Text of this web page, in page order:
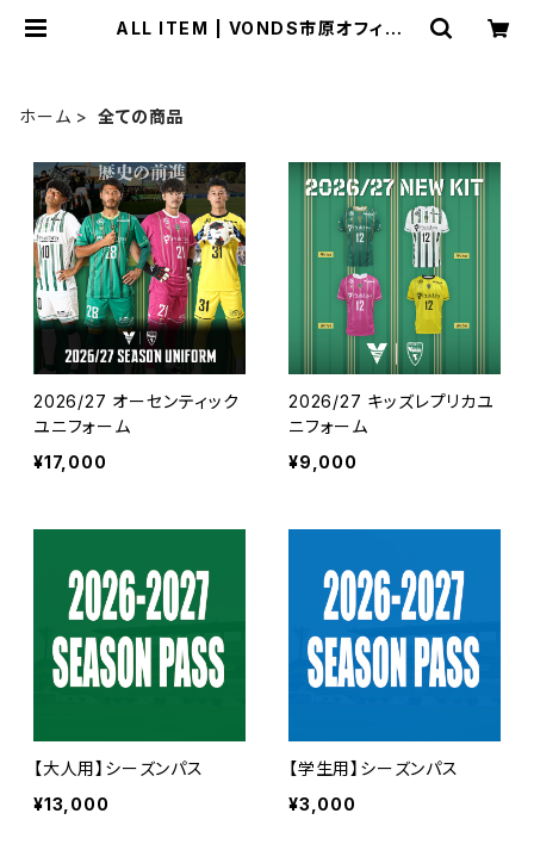
ALL ITEM | VONDS市原オフィシャ
ホーム 全ての商品
2026/27 オーセンティック
ユニフォーム
¥17,000
2026/27 キッズレプリカユ
ニフォーム
¥9,000
【大人用】シーズンパス
¥13,000
【学生用】シーズンパス
¥3,000